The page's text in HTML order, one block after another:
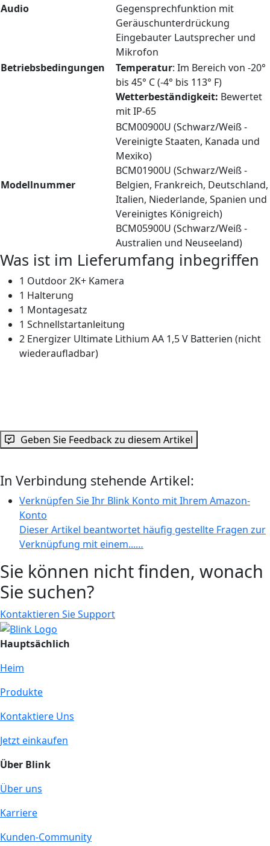
Audio
Gegensprechfunktion mit
Geräuschunterdrückung
Eingebauter Lautsprecher und
Mikrofon
Betriebsbedingungen
Temperatur: Im Bereich von -20°
bis 45° C (-4° bis 113° F)
Wetterbeständigkeit: Bewertet
mit IP-65
Modellnummer
BCM00900U (Schwarz/Weiß -
Vereinigte Staaten, Kanada und
Mexiko)
BCM01900U (Schwarz/Weiß -
Belgien, Frankreich, Deutschland,
Italien, Niederlande, Spanien und
Vereinigtes Königreich)
BCM05900U (Schwarz/Weiß -
Australien und Neuseeland)
Was ist im Lieferumfang inbegriffen
1 Outdoor 2K+ Kamera
1 Halterung
1 Montagesatz
1 Schnellstartanleitung
2 Energizer Ultimate Lithium AA 1,5 V Batterien (nicht
wiederaufladbar)
Geben Sie Feedback zu diesem Artikel
In Verbindung stehende Artikel:
Verknüpfen Sie Ihr Blink Konto mit Ihrem Amazon-
Konto
Dieser Artikel beantwortet häufig gestellte Fragen zur
Verknüpfung mit einem...…
Sie können nicht finden, wonach
Sie suchen?
Kontaktieren Sie Support
Hauptsächlich
Heim
Produkte
Kontaktiere Uns
Jetzt einkaufen
Über Blink
Über uns
Karriere
Kunden-Community